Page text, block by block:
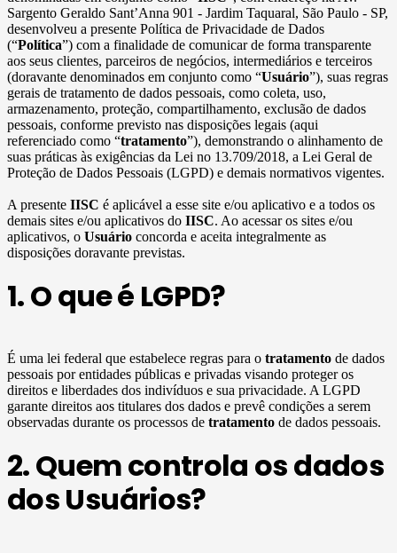
Sargento Geraldo Sant’Anna 901 - Jardim Taquaral, São Paulo - SP,
desenvolveu a presente Política de Privacidade de Dados
(“Política”) com a finalidade de comunicar de forma transparente
aos seus clientes, parceiros de negócios, intermediários e terceiros
(doravante denominados em conjunto como “Usuário”), suas regras
gerais de tratamento de dados pessoais, como coleta, uso,
armazenamento, proteção, compartilhamento, exclusão de dados
pessoais, conforme previsto nas disposições legais (aqui
referenciado como “tratamento”), demonstrando o alinhamento de
suas práticas às exigências da Lei no 13.709/2018, a Lei Geral de
Proteção de Dados Pessoais (LGPD) e demais normativos vigentes.
A presente IISC é aplicável a esse site e/ou aplicativo e a todos os
demais sites e/ou aplicativos do IISC. Ao acessar os sites e/ou
aplicativos, o Usuário concorda e aceita integralmente as
disposições doravante previstas.
1. O que é LGPD?
É uma lei federal que estabelece regras para o tratamento de dados
pessoais por entidades públicas e privadas visando proteger os
direitos e liberdades dos indivíduos e sua privacidade. A LGPD
garante direitos aos titulares dos dados e prevê condições a serem
observadas durante os processos de tratamento de dados pessoais.
2. Quem controla os dados
dos Usuários?